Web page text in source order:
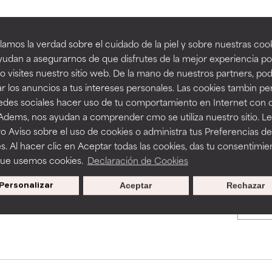
la verdad sobre el cuidado de la piel y sobre nuestras
a asegurarnos de que disfrutes de la mejor experiencia
visites nuestro sitio web. De la mano de nuestros partners,
los anuncios a tus intereses personales. Las cookies tambin
sociales hacer uso de tu comportamiento en Internet con
nos ayudan a comprender cmo se utiliza nuestro sitio.
Aviso sobre el uso de cookies o administra tus Preferencias de
Al hacer clic en Aceptar todas las cookies, das tu
usemos cookies. Declaración de Cookies
Personalizar Rechazar
Aceptar
BACK TO SEARCH
to assess ingredients in this dictionary. Regulations
tan beneficiosos como los de la categoría excelente, suelen ser
la estabilidad o la absorción de una fórmula.
ciertas limitaciones en cuanto a su apariencia, estabilidad o
básicos o que no cuentan con suficiente respaldo científico.
algunos beneficios se recomienda evitarlo por su
provocar efectos adversos como irritación, inflamación o
tan beneficiosos como los de la categoría excelente, suelen ser
la estabilidad o la absorción de una fórmula.
ciertas limitaciones en cuanto a su apariencia, estabilidad o
básicos o que no cuentan con suficiente respaldo científico.
algunos beneficios se recomienda evitarlo por su
provocar efectos adversos como irritación, inflamación o
Promociones exclusivas al